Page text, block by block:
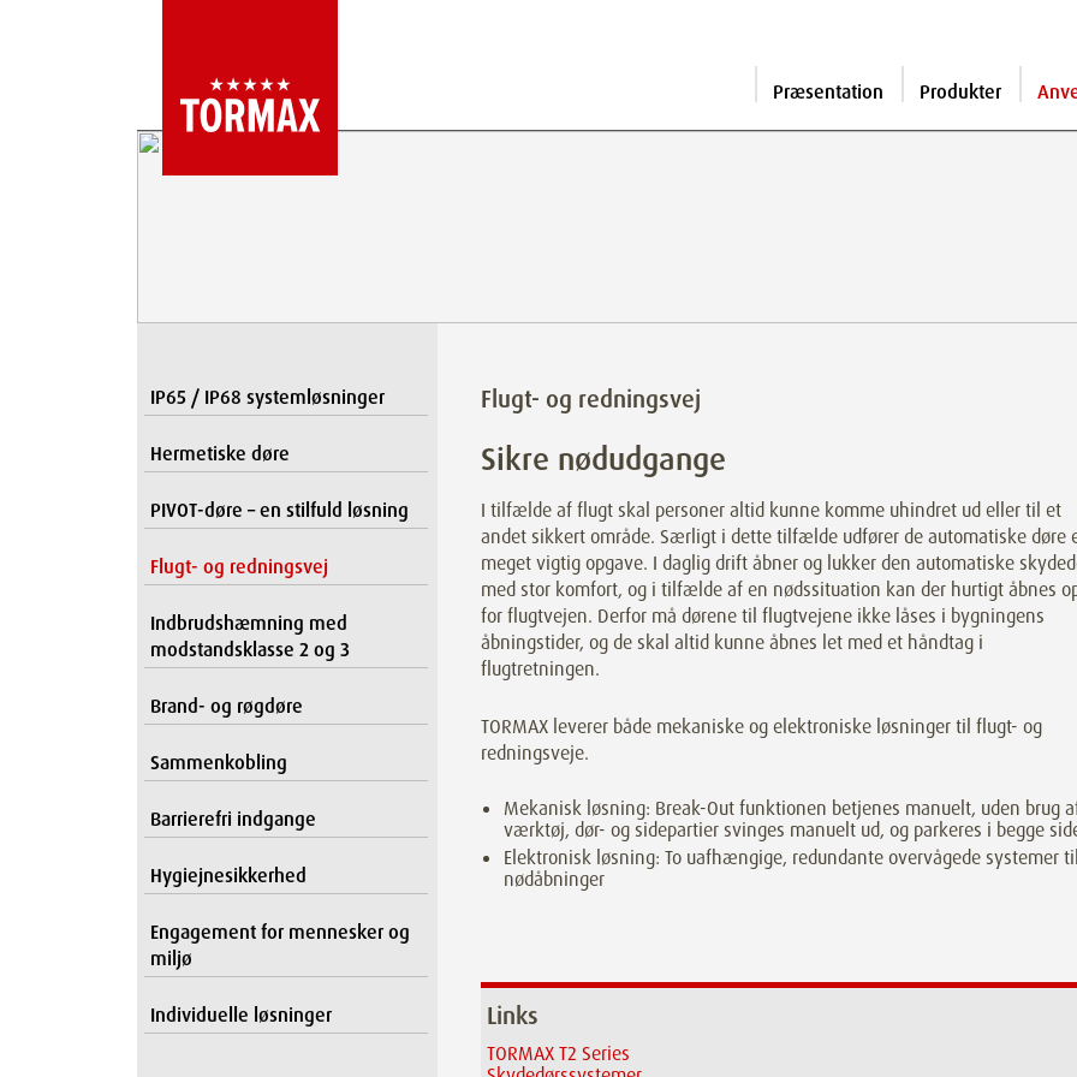
Præsentation Produkter
IP65 / IP68 systemløsninger
Hermetiske døre
PIVOT-døre – en stilfuld løsning
Flugt- og redningsvej
Indbrudshæmning med
modstandsklasse 2 og 3
Brand- og røgdøre
Sammenkobling
Barrierefri indgange
Hygiejnesikkerhed
Engagement for mennesker og
miljø
Individuelle løsninger
Flugt- og redningsvej
Sikre nødudgange
I tilfælde af flugt skal personer altid kunne komme uhindret ud eller til et
andet sikkert område. Særligt i dette tilfælde udfører de automatiske døre
meget vigtig opgave. I daglig drift åbner og lukker den automatiske
med stor komfort, og i tilfælde af en nødssituation kan der hurtigt åbnes
for flugtvejen. Derfor må dørene til flugtvejene ikke låses i bygningens
åbningstider, og de skal altid kunne åbnes let med et håndtag i
flugtretningen.
TORMAX leverer både mekaniske og elektroniske løsninger til flugt- og
redningsveje.
Mekanisk løsning: Break-Out funktionen betjenes manuelt, uden brug
værktøj, dør- og sidepartier svinges manuelt ud, og parkeres i begge
Elektronisk løsning: To uafhængige, redundante overvågede systemer til
nødåbninger
Links
TORMAX T2 Series